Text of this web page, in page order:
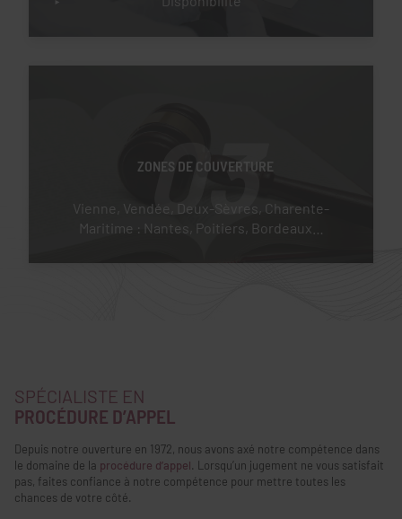
03
ZONES DE COUVERTURE
Vienne, Vendée, Deux-Sèvres, Charente-
Maritime : Nantes, Poitiers, Bordeaux…
SPÉCIALISTE EN
PROCÉDURE D’APPEL
Depuis notre ouverture en 1972, nous avons axé notre compétence dans
le domaine de la procédure d’appel. Lorsqu’un jugement ne vous satisfait
pas, faites confiance à notre compétence pour mettre toutes les
chances de votre côté.